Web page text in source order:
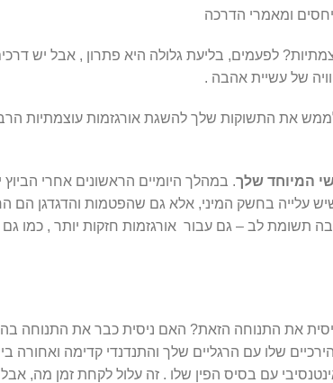
יחסים ומאמרי הדרכה
לפעמים, בליעת גלולה היא פתרון , אבל יש
של עשיית אהבה .
את התשוקות שלך להשגת אורגזמות עוצמתיות הרבה
המיוחד שלך. במהלך היומיים הראשונים אחרי
עלייה בחשק המיני, אלא גם שהפטמות והדגדגן הם
תשומת לב – גם עבור אורגזמות חזקות יותר , כמו גם
את התנוחה הזאת? האם ניסית כבר את התנוחה
שלו עם הרגליים שלך והתנדנדי קדימה ואחורה
עם בסיס הפין שלו . זה עלול לקחת זמן מה,